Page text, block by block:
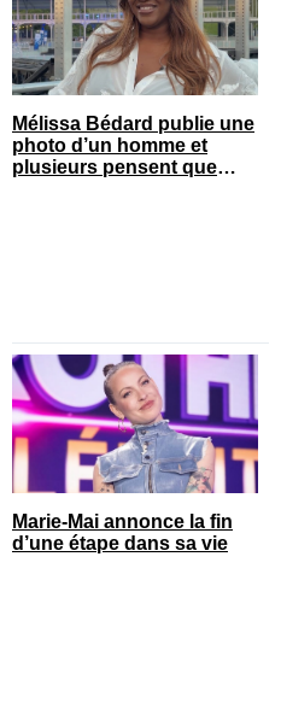
Mélissa Bédard publie une
photo d’un homme et
plusieurs pensent que
Marie-Mai annonce la fin
d’une étape dans sa vie